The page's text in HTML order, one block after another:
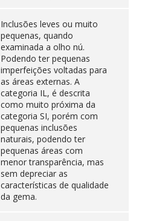
Inclusões leves ou muito
pequenas, quando
examinada a olho nú.
Podendo ter pequenas
imperfeições voltadas para
as áreas externas. A
categoria IL, é descrita
como muito próxima da
categoria SI, porém com
pequenas inclusões
naturais, podendo ter
pequenas áreas com
menor transparência, mas
sem depreciar as
características de qualidade
da gema.